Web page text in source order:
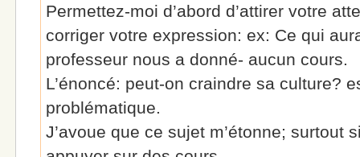
Permettez-moi d’abord d’attirer votre
corriger votre expression: ex: Ce qui
professeur nous a donné- aucun cours.
L’énoncé: peut-on craindre sa culture?
problématique.
J’avoue que ce sujet m’étonne; surtout